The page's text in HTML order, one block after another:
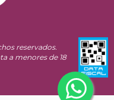
reservados.
a menores de 18